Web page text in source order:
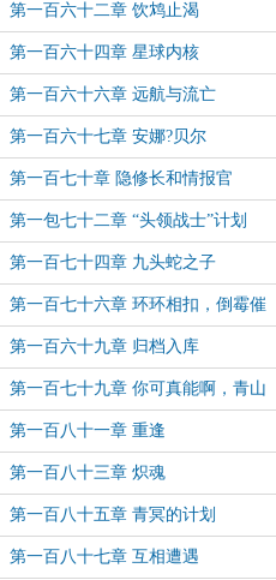
第一百六十二章 饮鸩止渴
第一百六十四章 星球内核
第一百六十六章 远航与流亡
第一百六十七章 安娜?贝尔
第一百七十章 隐修长和情报官
第一包七十二章 “头领战士”计划
第一百七十四章 九头蛇之子
第一百七十六章 环环相扣，倒霉催
的
第一百六十九章 归档入库
第一百七十九章 你可真能啊，青山
第一百八十一章 重逢
第一百八十三章 炽魂
第一百八十五章 青冥的计划
第一百八十七章 互相遭遇